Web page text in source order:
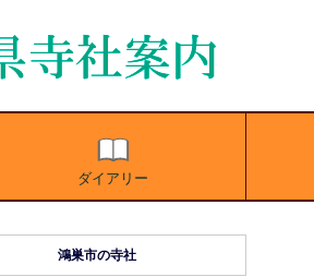
ダイアリー
鴻巣市の寺社